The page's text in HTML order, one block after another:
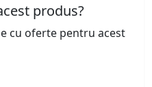
produs?
cu oferte pentru acest